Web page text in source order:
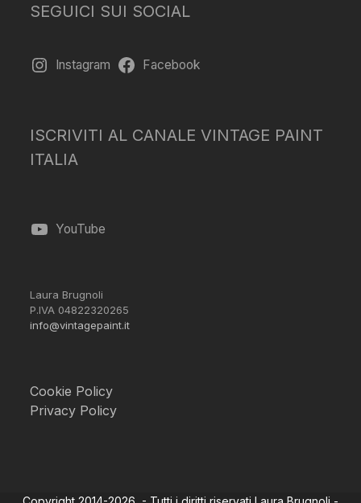
SEGUICI SUI SOCIAL
Instagram Facebook
ISCRIVITI AL CANALE VINTAGE PAINT
ITALIA
YouTube
Laura Brugnoli
P.IVA 04822320265
info@vintagepaint.it
Cookie Policy
Privacy Policy